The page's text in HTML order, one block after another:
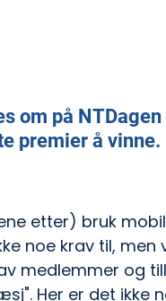
om på
premier å vinne.
etter) bruk
noe krav til, men
medlemmer og
Her er det ikke